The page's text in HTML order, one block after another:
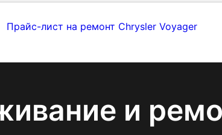
Прайс-лист на ремонт Chrysler Voyager
и